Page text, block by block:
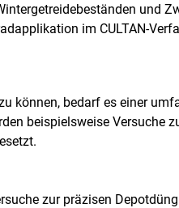
und
im CULTAN-
können, bedarf es einer
beispielsweise Versuche
zur präzisen